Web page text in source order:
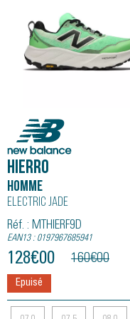
New Balance
HIERRO
Homme
Electric Jade
Réf. : MTHIERF9D
EAN13 : 0197967685941
128€00 160€00
Epuisé